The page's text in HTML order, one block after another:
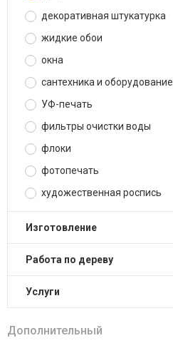
декоративная штукатурка
жидкие обои
окна
сантехника и оборудование
УФ-печать
фильтры очистки воды
флоки
фотопечать
художественная роспись
изготовление
работа по дереву
услуги
Дополнительный